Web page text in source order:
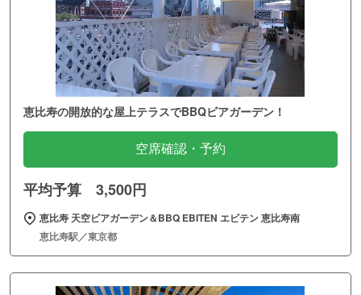
恵比寿の開放的な屋上テラスでBBQビアガーデン！
空席確認・予約
平均予算 3,500円
恵比寿 天空ビアガーデン＆BBQ EBITEN エビテン 恵比寿南
恵比寿駅／東京都